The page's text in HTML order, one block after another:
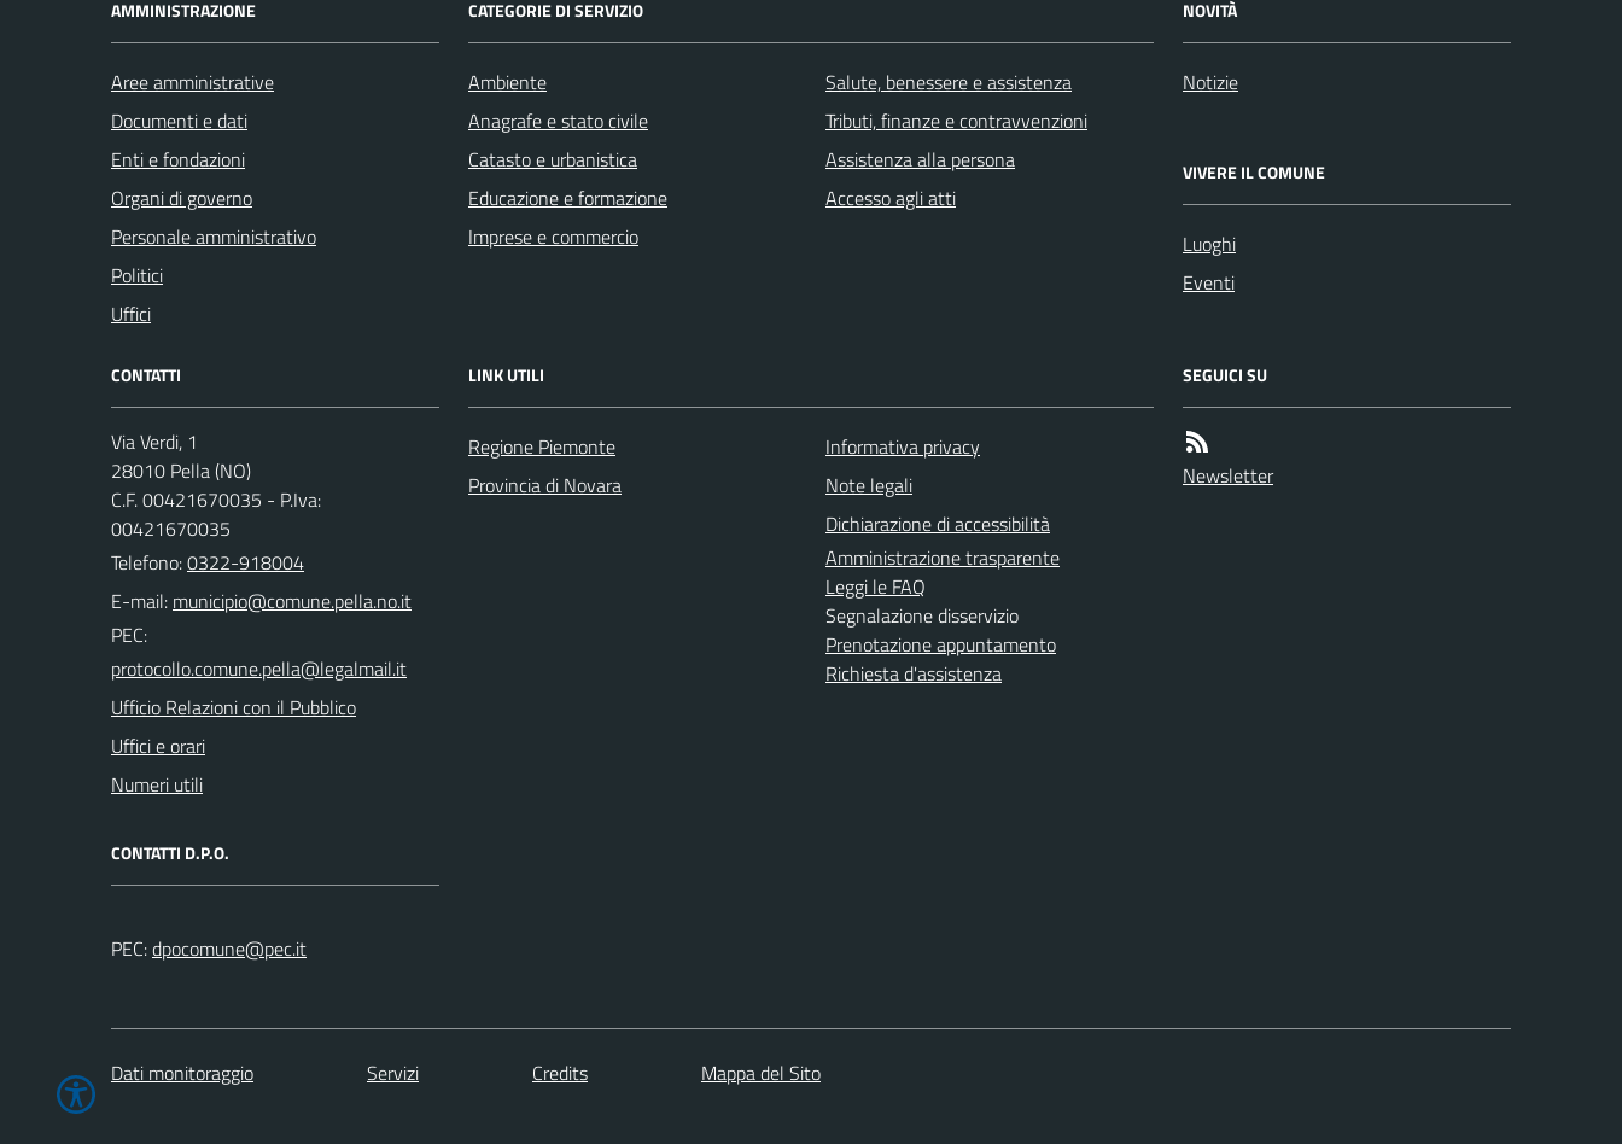
AMMINISTRAZIONE
Aree amministrative
Documenti e dati
Enti e fondazioni
Organi di governo
Personale amministrativo
Politici
Uffici
CATEGORIE DI SERVIZIO
Ambiente
Anagrafe e stato civile
Catasto e urbanistica
Educazione e formazione
Imprese e commercio
Salute, benessere e assistenza
Tributi, finanze e contravvenzioni
Assistenza alla persona
Accesso agli atti
NOVITÀ
Notizie
VIVERE IL COMUNE
Luoghi
Eventi
CONTATTI
Via Verdi, 1
28010 Pella (NO)
C.F. 00421670035 - P.Iva:
00421670035
Telefono:0322-918004
E-mail:
PEC:
Ufficio Relazioni con il Pubblico
Uffici e orari
Numeri utili
CONTATTI D.P.O.
PEC:
LINK UTILI
Regione Piemonte
Provincia di Novara
Informativa privacy
Note legali
Dichiarazione di accessibilità
Amministrazione trasparente
Leggi le FAQ
Segnalazione disservizio
Prenotazione appuntamento
Richiesta d'assistenza
SEGUICI SU
Newsletter
Dati monitoraggio Servizi Credits Mappa del Sito